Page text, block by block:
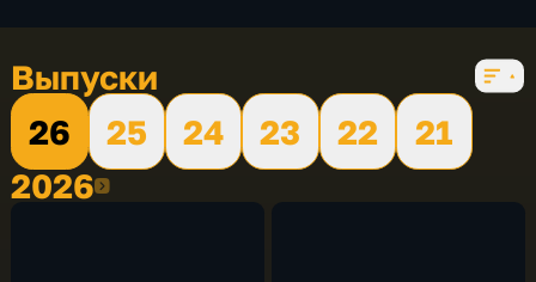
Выпуски
26
25 24 23 22
21
20262026